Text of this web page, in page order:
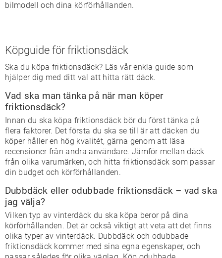
bilmodell och dina körförhållanden.
Köpguide för friktionsdäck
Ska du köpa friktionsdäck? Läs vår enkla guide som
hjälper dig med ditt val att hitta rätt däck.
Vad ska man tänka på när man köper
friktionsdäck?
Innan du ska köpa friktionsdäck bör du först tänka på
flera faktorer. Det första du ska se till är att däcken du
köper håller en hög kvalitét, gärna genom att läsa
recensioner från andra användare. Jämför mellan däck
från olika varumärken, och hitta friktionsdäck som passar
din budget och körförhållanden.
Dubbdäck eller odubbade friktionsdäck – vad ska
jag välja?
Vilken typ av vinterdäck du ska köpa beror på dina
körförhållanden. Det är också viktigt att veta att det finns
olika typer av vinterdäck. Dubbdäck och odubbade
friktionsdäck kommer med sina egna egenskaper, och